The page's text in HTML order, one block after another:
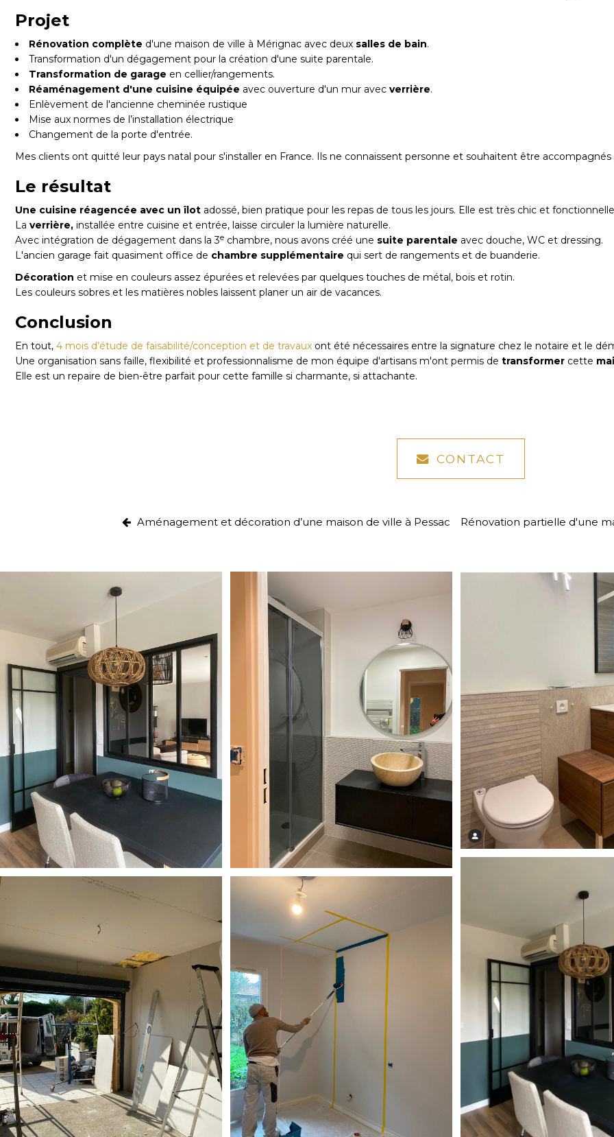
Projet
Rénovation complète d'une maison de ville à Mérignac avec deux salles de bain.
Transformation d'un dégagement pour la création d'une suite parentale.
Transformation de garage en cellier/rangements.
Réaménagement d'une cuisine équipée avec ouverture d'un mur avec verrière.
Enlèvement de l'ancienne cheminée rustique
Mise aux normes de l’installation électrique
Changement de la porte d'entrée.
Mes clients ont quitté leur pays natal pour s'installer en France. Ils ne connaissent personne et souhaitent être
Le résultat
Une cuisine réagencée avec un îlot adossé, bien pratique pour les repas de tous les jours. Elle est très chic et
La verrière, installée entre cuisine et entrée, laisse circuler la lumière naturelle.
Avec intégration de dégagement dans la 3e chambre, nous avons créé une suite parentale avec douche, WC et dressing.
L'ancien garage fait quasiment office de chambre supplémentaire qui sert de rangements et de buanderie.
Décoration et mise en couleurs assez épurées et relevées par quelques touches de métal, bois et rotin.
Les couleurs sobres et les matières nobles laissent planer un air de vacances.
Conclusion
En tout, 4 mois d’étude de faisabilité/conception et de travaux ont été nécessaires entre la signature chez le notaire et le
Une organisation sans faille, flexibilité et professionnalisme de mon équipe d'artisans m'ont permis de transformer cette
Elle est un repaire de bien-être parfait pour cette famille si charmante, si attachante.
CONTACT
Aménagement et décoration d’une maison de ville à Pessac Rénovation partielle d'une